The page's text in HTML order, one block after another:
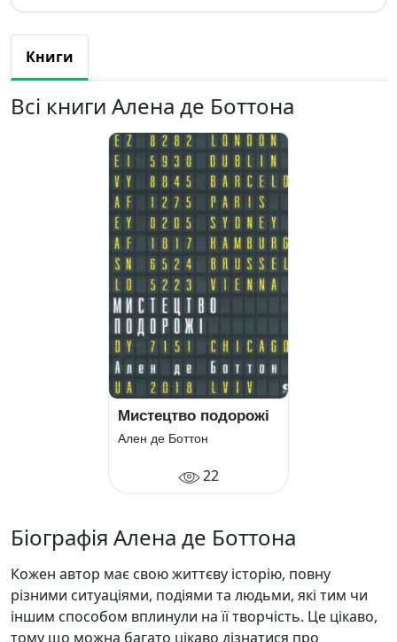
Книги
Всі книги Алена де Боттона
Мистецтво подорожі
Ален де Боттон
22
Біографія Алена де Боттона
Кожен автор має свою життєву історію, повну
різними ситуаціями, подіями та людьми, які тим чи
іншим способом вплинули на її творчість. Це цікаво,
тому що можна багато цікаво дізнатися про